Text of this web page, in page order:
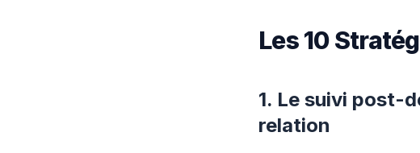
Les 10
1. Le suivi post-
relation